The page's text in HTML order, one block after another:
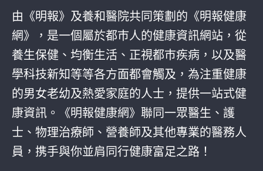
由《明報》及養和醫院共同策劃的《明報健康
網》，是一個屬於都巿人的健康資訊網站，從
養生保健、均衡生活、正視都巿疾病，以及醫
學科技新知等等各方面都會觸及，為注重健康
的男女老幼及熱愛家庭的人士，提供一站式健
康資訊。《明報健康網》聯同一眾醫生、護
士、物理治療師、營養師及其他專業的醫務人
員，携手與你並肩同行健康富足之路！